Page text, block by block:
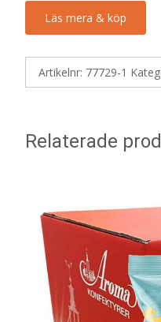
Läs mera & köp
Artikelnr: 77729-1
Relaterade